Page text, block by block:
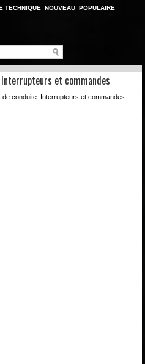
TECHNIQUE NOUVEAU POPULAIRE
et commandes
de conduite: Interrupteurs et commandes